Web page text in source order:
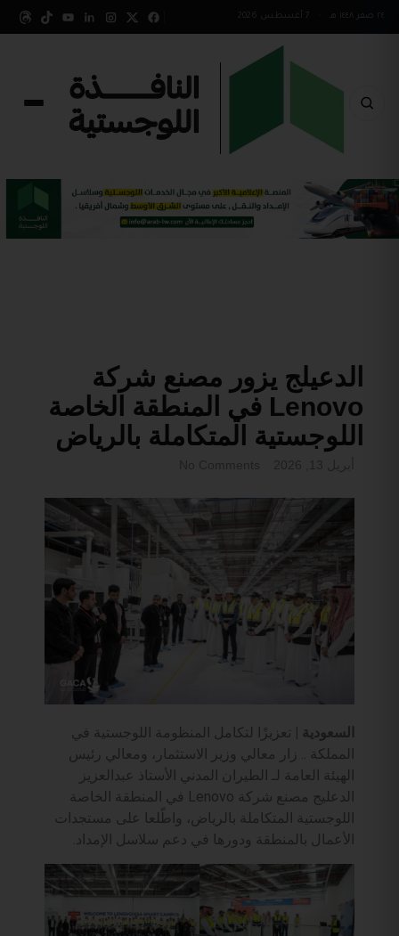
٢٤ صفر ١٤٤٨ هـ 7 أغسطس 2026
الدعيلج يزور مصنع شركة
Lenovo في المنطقة الخاصة
اللوجستية المتكاملة بالرياض
السعودية | تعزيزًا لتكامل المنظومة اللوجستية في
المملكة .. زار معالي وزير الاستثمار، ومعالي رئيس
الهيئة العامة لـ الطيران المدني الأستاذ عبدالعزيز
الدعليج مصنع شركة Lenovo في المنطقة الخاصة
اللوجستية المتكاملة بالرياض، واطّلعا على مستجدات
الأعمال بالمنطقة ودورها في دعم سلاسل الإمداد.